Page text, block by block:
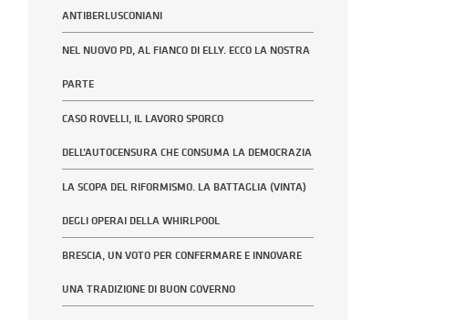
ANTIBERLUSCONIANI
NEL NUOVO PD, AL FIANCO DI ELLY. ECCO LA NOSTRA
PARTE
CASO ROVELLI, IL LAVORO SPORCO
DELL’AUTOCENSURA CHE CONSUMA LA DEMOCRAZIA
LA SCOPA DEL RIFORMISMO. LA BATTAGLIA (VINTA)
DEGLI OPERAI DELLA WHIRLPOOL
BRESCIA, UN VOTO PER CONFERMARE E INNOVARE
UNA TRADIZIONE DI BUON GOVERNO